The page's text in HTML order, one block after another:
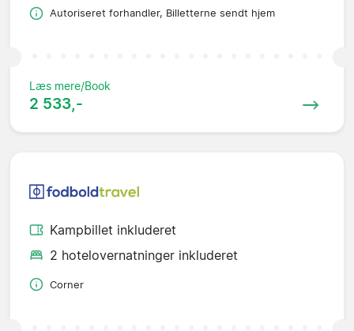
Autoriseret forhandler, Billetterne sendt hjem
Læs mere/Book
2 533,-
Kampbillet inkluderet
2 hotelovernatninger inkluderet
Corner